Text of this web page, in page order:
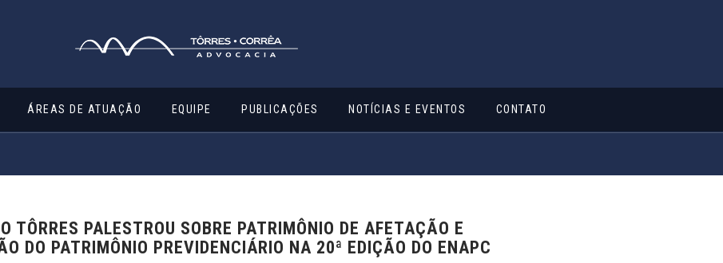
ÁREAS DE ATUAÇÃO EQUIPE PUBLICAÇÕES NOTÍCIAS E EVENTOS CONTATO
TÔRRES PALESTROU SOBRE PATRIMÔNIO DE AFETAÇÃO E
DO PATRIMÔNIO PREVIDENCIÁRIO NA 20ª EDIÇÃO DO ENAPC